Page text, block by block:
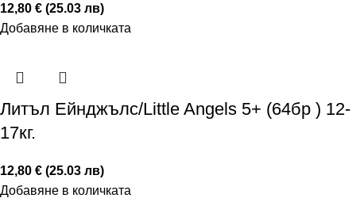
12,80 € (25.03 лв)
Добавяне в количката
Литъл Ейнджълс/Little Angels 5+ (64бр ) 12-
17кг.
12,80 € (25.03 лв)
Добавяне в количката